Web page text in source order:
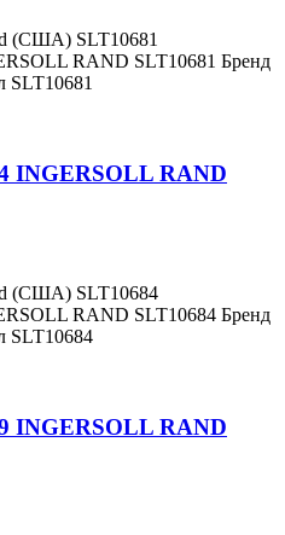
(США) SLT10681
RAND SLT10681 Бренд
INGERSOLL RAND
(США) SLT10684
RAND SLT10684 Бренд
SLT10684
INGERSOLL RAND